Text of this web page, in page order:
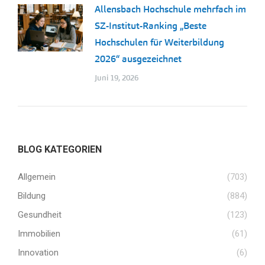
Allensbach Hochschule mehrfach im
SZ-Institut-Ranking „Beste
Hochschulen für Weiterbildung
2026“ ausgezeichnet
Juni 19, 2026
BLOG KATEGORIEN
Allgemein
(703)
Bildung
(884)
Gesundheit
(123)
Immobilien
(61)
Innovation
(6)